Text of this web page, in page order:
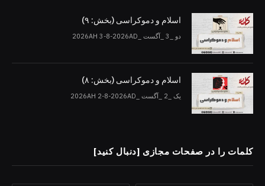
اسلام و دموکراسی (بخش: ۹)
دو _3 _آگست _2026AH 3-8-2026AD
اسلام و دموکراسی (بخش: ۸)
یک _2 _آگست _2026AH 2-8-2026AD
کلمات را در صفحات مجازی [دنبال کنید]